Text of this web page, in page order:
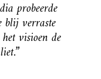
probeerde
blij verraste
visioen de